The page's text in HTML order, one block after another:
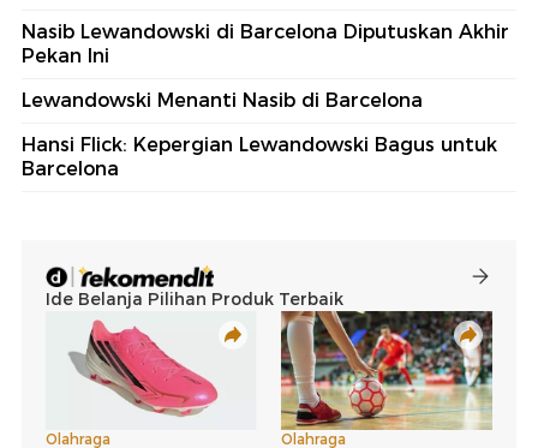
Nasib Lewandowski di Barcelona Diputuskan Akhir
Pekan Ini
Lewandowski Menanti Nasib di Barcelona
Hansi Flick: Kepergian Lewandowski Bagus untuk
Barcelona